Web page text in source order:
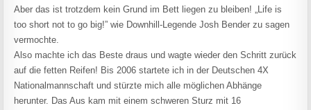
Aber das ist trotzdem kein Grund im Bett liegen zu bleiben! „Life is
too short not to go big!” wie Downhill-Legende Josh Bender zu sagen
vermochte.
Also machte ich das Beste draus und wagte wieder den Schritt zurück
auf die fetten Reifen! Bis 2006 startete ich in der Deutschen 4X
Nationalmannschaft und stürzte mich alle möglichen Abhänge
herunter. Das Aus kam mit einem schweren Sturz mit 16